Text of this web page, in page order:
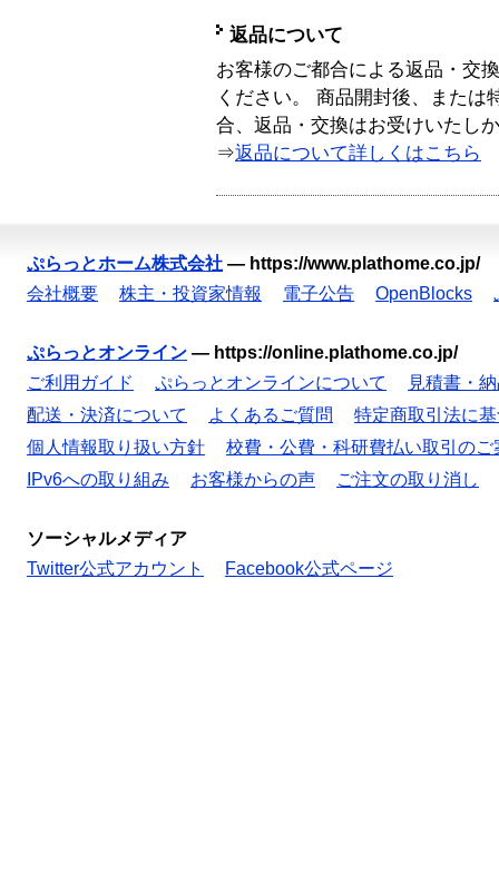
返品について
お客様のご都合による返品・交
ください。 商品開封後、または
合、返品・交換はお受けいたし
⇒返品について詳しくはこちら
ぷらっとホーム株式会社 — https://www.plathome.co.jp/
会社概要
株主・投資家情報 電子公告 OpenBlocks
ぷらっとオンライン — https://online.plathome.co.jp/
ご利用ガイド
ぷらっとオンラインについて
見積書・
配送・決済について
よくあるご質問
特定商取引法に
個人情報取り扱い方針
校費・公費・科研費払い取引のご
IPv6への取り組み
お客様からの声 ご注文の取り消し
ソーシャルメディア
Twitter公式アカウント
Facebook公式ページ